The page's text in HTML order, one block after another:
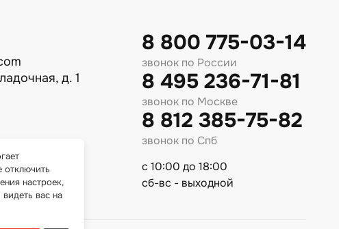
д. 1
8 800 775-03-14
звонок по России
8 495 236-71-81
звонок по Москве
8 812 385-75-82
звонок по Спб
с 10:00 до 18:00
сб-вс - выходной
настроек,
вас на